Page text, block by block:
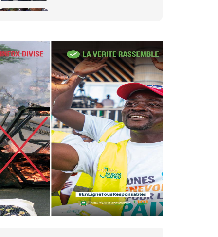
AIP
Sadio Camara tué lors
d’attaques...
AIP
22 avr. 2026, 16:41
Des bureaux ravagés dans un
incendie survenu à la mairie...
AIP
10 avr. 2026, 09:48
Nommé Médiateur de la
République, Gaoussou Touré
prend officiellement fonction
AIP
13 mars 2026, 10:43
Nécrologie : décès de
Guillaume Houphouët-Boigny,
fils du Père fondateur...